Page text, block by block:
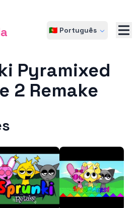
🇵🇹 Português
Pyramixed
2 Remake